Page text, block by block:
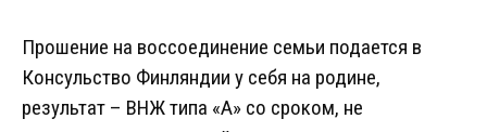
Прошение на воссоединение семьи подается в
Консульство Финляндии у себя на родине,
результат – ВНЖ типа «A» со сроком, не